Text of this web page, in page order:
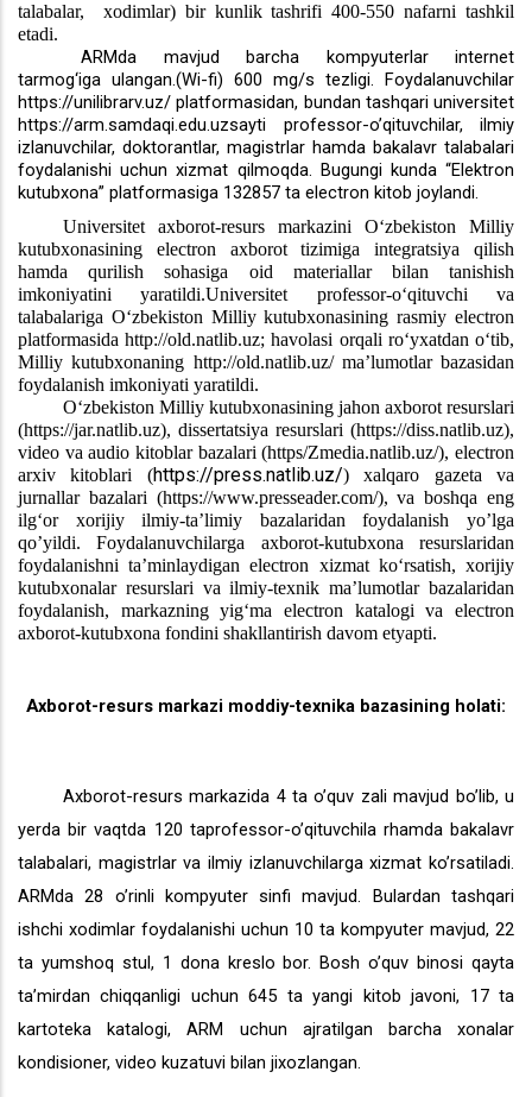
talabalar, xodimlar) bir kunlik tashrifi 400-550 nafarni tashkil
etadi.
ARMda mavjud barcha kompyuterlar internet
tarmog‘iga ulangan.(Wi-fi) 600 mg/s tezligi. Foydalanuvchilar
https://unilibrarv.uz/ platformasidan, bundan tashqari universitet
https://arm.samdaqi.edu.uzsayti professor-o’qituvchilar, ilmiy
izlanuvchilar, doktorantlar, magistrlar hamda bakalavr talabalari
foydalanishi uchun xizmat qilmoqda. Bugungi kunda “Elektron
kutubxona” platformasiga 132857 ta electron kitob joylandi.
Universitet axborot-resurs markazini O‘zbekiston Milliy
kutubxonasining electron axborot tizimiga integratsiya qilish
hamda qurilish sohasiga oid materiallar bilan tanishish
imkoniyatini yaratildi.Universitet professor-o‘qituvchi va
talabalariga O‘zbekiston Milliy kutubxonasining rasmiy electron
platformasida http://old.natlib.uz; havolasi orqali ro‘yxatdan o‘tib,
Milliy kutubxonaning http://old.natlib.uz/ ma’lumotlar bazasidan
foydalanish imkoniyati yaratildi.
O‘zbekiston Milliy kutubxonasining jahon axborot resurslari
(https://jar.natlib.uz), dissertatsiya resurslari (https://diss.natlib.uz),
video va audio kitoblar bazalari (https/Zmedia.natlib.uz/), electron
arxiv kitoblari (https://press.natlib.uz/) xalqaro gazeta va
jurnallar bazalari (https://www.presseader.com/), va boshqa eng
ilg‘or xorijiy ilmiy-ta’limiy bazalaridan foydalanish yo’lga
qo’yildi. Foydalanuvchilarga axborot-kutubxona resurslaridan
foydalanishni ta’minlaydigan electron xizmat ko‘rsatish, xorijiy
kutubxonalar resurslari va ilmiy-texnik ma’lumotlar bazalaridan
foydalanish, markazning yig‘ma electron katalogi va electron
axborot-kutubxona fondini shakllantirish davom etyapti.
Axborot-resurs markazi moddiy-texnika bazasining holati:
Axborot-resurs markazida 4 ta o’quv zali mavjud bo’lib, u
yerda bir vaqtda 120 taprofessor-o’qituvchila rhamda bakalavr
talabalari, magistrlar va ilmiy izlanuvchilarga xizmat ko’rsatiladi.
ARMda 28 o’rinli kompyuter sinfi mavjud. Bulardan tashqari
ishchi xodimlar foydalanishi uchun 10 ta kompyuter mavjud, 22
ta yumshoq stul, 1 dona kreslo bor. Bosh o’quv binosi qayta
ta’mirdan chiqqanligi uchun 645 ta yangi kitob javoni, 17 ta
kartoteka katalogi, ARM uchun ajratilgan barcha xonalar
kondisioner, video kuzatuvi bilan jixozlangan.